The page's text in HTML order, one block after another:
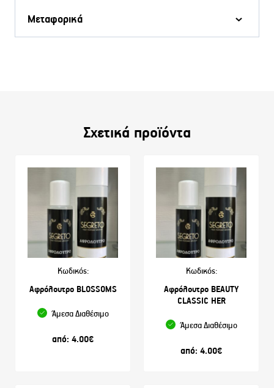
Μεταφορικά
Σχετικά προϊόντα
Κωδικός:
Αφρόλουτρο BLOSSOMS
Άμεσα Διαθέσιμο
από: 4.00€
Κωδικός:
Αφρόλουτρο BEAUTY
CLASSIC HER
Άμεσα Διαθέσιμο
από: 4.00€